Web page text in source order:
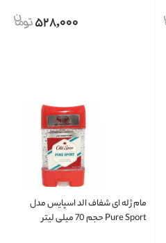
528,000
مام ژله ای شفاف الد اسپایس مدل
Pure Sport حجم 70 میلی لیتر